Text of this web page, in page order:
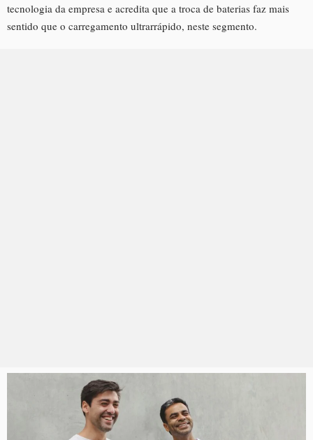
tecnologia da empresa e acredita que a troca de baterias faz mais
sentido que o carregamento ultrarrápido, neste segmento.